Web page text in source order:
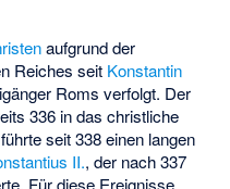
aufgrund der
Reiches seit Konstantin
Roms verfolgt. Der
336 in das christliche
seit 338 einen langen
II., der nach 337